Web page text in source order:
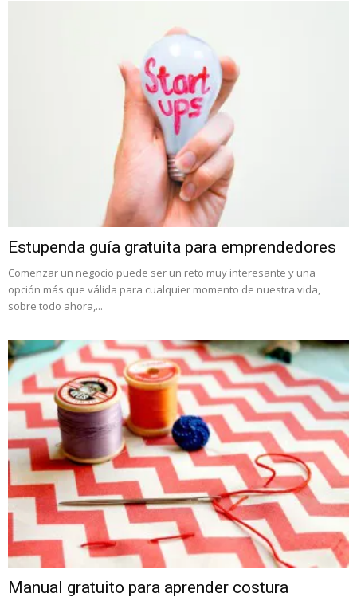
Estupenda guía gratuita para emprendedores
Comenzar un negocio puede ser un reto muy interesante y una
opción más que válida para cualquier momento de nuestra vida,
sobre todo ahora,...
Manual gratuito para aprender costura